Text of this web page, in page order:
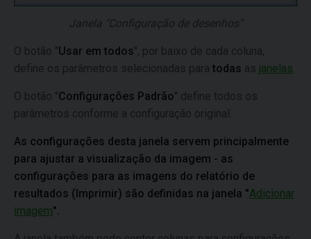
Janela "Configuração de desenhos"
O botão "Usar em todos", por baixo de cada coluna,
define os parâmetros selecionadas para todas as janelas
O botão "Configurações Padrão" define todos os
parâmetros conforme a configuração original.
As configurações desta janela servem principalmente
para ajustar a visualização da imagem - as
configurações para as imagens do relatório de
resultados (Imprimir) são definidas na janela "Adicionar
imagem".